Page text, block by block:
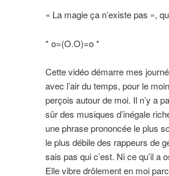
« La magie ça n’existe pas »,
* o=(O.O)=o *
Cette vidéo démarre mes
avec l’air du temps, pour le
perçois autour de moi. Il n’y a
sûr des musiques d’inégale
une phrase prononcée le plus
le plus débile des rappeurs de
sais pas qui c’est. Ni ce qu’il a
Elle vibre drôlement en moi